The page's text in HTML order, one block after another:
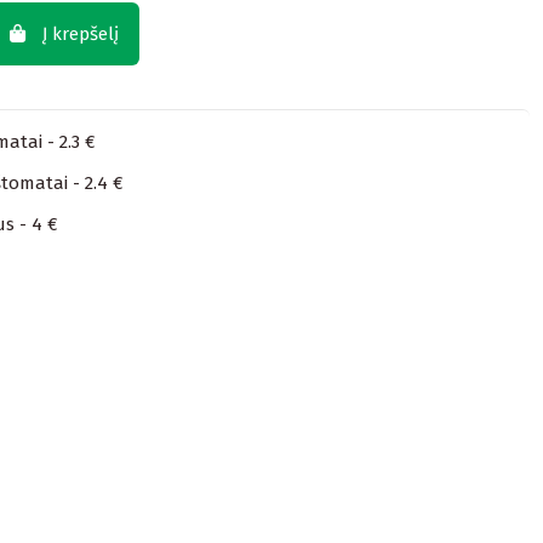
Į krepšelį
- 2.3 €
- 2.4 €
- 4 €